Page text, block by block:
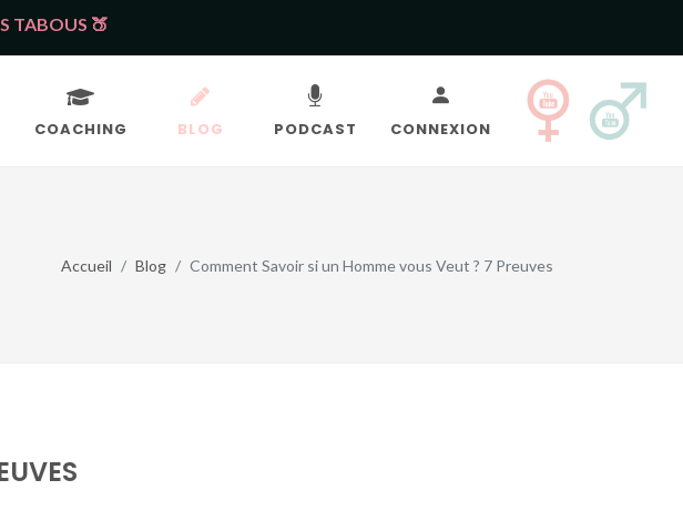
TABOUS 🍑
COACHING BLOG PODCAST CONNEXION
Accueil Blog Comment Savoir si un Homme vous Veut ? 7 Preuves